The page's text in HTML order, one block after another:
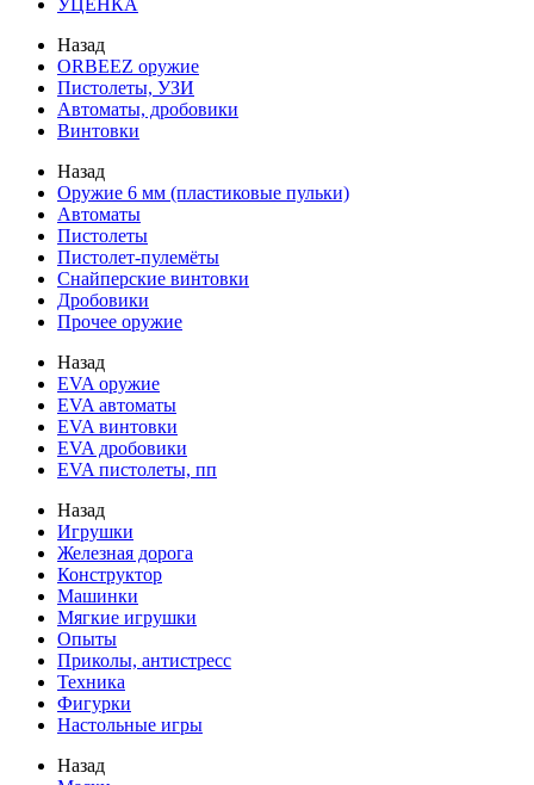
УЦЕНКА
Назад
ORBEEZ оружие
Пистолеты, УЗИ
Автоматы, дробовики
Винтовки
Назад
Оружие 6 мм (пластиковые пульки)
Автоматы
Пистолеты
Пистолет-пулемёты
Снайперские винтовки
Дробовики
Прочее оружие
Назад
EVA оружие
EVA автоматы
EVA винтовки
EVA дробовики
EVA пистолеты, пп
Назад
Игрушки
Железная дорога
Конструктор
Машинки
Мягкие игрушки
Опыты
Приколы, антистресс
Техника
Фигурки
Настольные игры
Назад